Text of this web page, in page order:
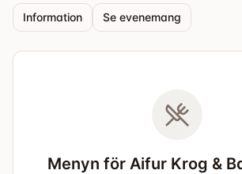
Information Se evenemang
Menyn för Aifur Krog &